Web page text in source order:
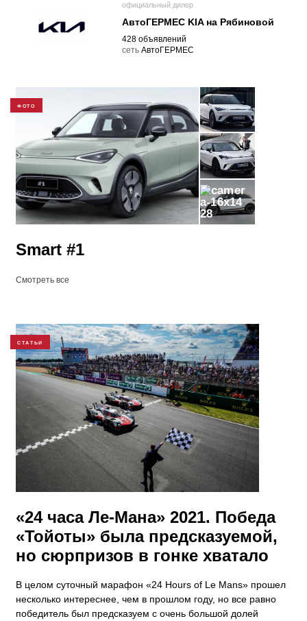
официальный дилер
АвтоГЕРМЕС KIA на Рябиновой
428 объявлений
cеть АвтоГЕРМЕС
ФОТО
28
Smart #1
Смотреть все
СТАТЬИ
«24 часа Ле-Мана» 2021. Победа
«Тойоты» была предсказуемой,
но сюрпризов в гонке хватало
В целом суточный марафон «24 Hours of Le Mans» прошел
несколько интереснее, чем в прошлом году, но все равно
победитель был предсказуем с очень большой долей